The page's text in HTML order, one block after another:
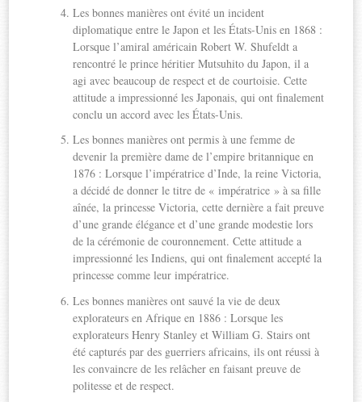
Les bonnes manières ont évité un incident
diplomatique entre le Japon et les États-Unis en 1868 :
Lorsque l’amiral américain Robert W. Shufeldt a
rencontré le prince héritier Mutsuhito du Japon, il a
agi avec beaucoup de respect et de courtoisie. Cette
attitude a impressionné les Japonais, qui ont finalement
conclu un accord avec les États-Unis.
Les bonnes manières ont permis à une femme de
devenir la première dame de l’empire britannique en
1876 : Lorsque l’impératrice d’Inde, la reine Victoria,
a décidé de donner le titre de « impératrice » à sa fille
aînée, la princesse Victoria, cette dernière a fait preuve
d’une grande élégance et d’une grande modestie lors
de la cérémonie de couronnement. Cette attitude a
impressionné les Indiens, qui ont finalement accepté la
princesse comme leur impératrice.
Les bonnes manières ont sauvé la vie de deux
explorateurs en Afrique en 1886 : Lorsque les
explorateurs Henry Stanley et William G. Stairs ont
été capturés par des guerriers africains, ils ont réussi à
les convaincre de les relâcher en faisant preuve de
politesse et de respect.